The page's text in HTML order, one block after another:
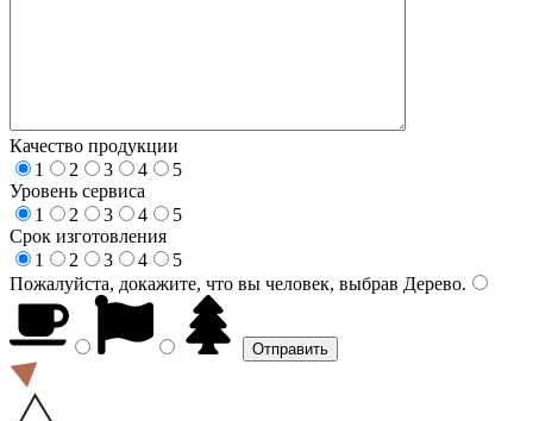
Качество продукции
1
2 3 4
5
Уровень сервиса
1
2 3 4
5
Срок изготовления
1
2 3 4
5
Пожалуйста, докажите, что вы человек, выбрав Дерево.